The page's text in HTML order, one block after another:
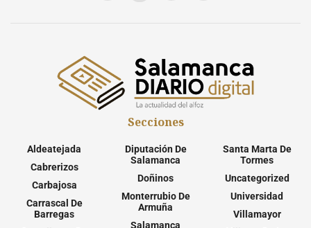
Secciones
Aldeatejada
Cabrerizos
Carbajosa
Carrascal De
Barregas
Diputación De
Salamanca
Doñinos
Monterrubio De
Armuña
Salamanca
Santa Marta De
Tormes
Uncategorized
Universidad
Villamayor